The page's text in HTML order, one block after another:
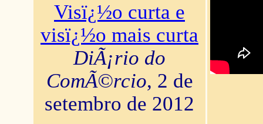
Visï¿½o curta e
visï¿½o mais curta
DiÃ¡rio do
ComÃ©rcio, 2 de
setembro de 2012